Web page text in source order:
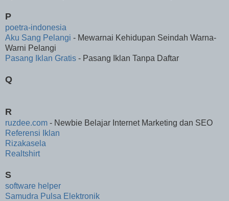
P
poetra-indonesia
Aku Sang Pelangi - Mewarnai Kehidupan Seindah Warna-
Warni Pelangi
Pasang Iklan Gratis - Pasang Iklan Tanpa Daftar
Q
R
ruzdee.com - Newbie Belajar Internet Marketing dan SEO
Referensi Iklan
Rizakasela
Realtshirt
S
software helper
Samudra Pulsa Elektronik